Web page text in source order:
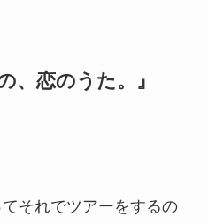
、恋のうた。』
てそれでツアーをするの